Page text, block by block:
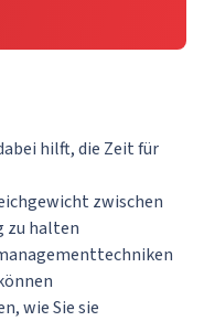
hilft, die Zeit für
zwischen
zu halten
wie Sie sie